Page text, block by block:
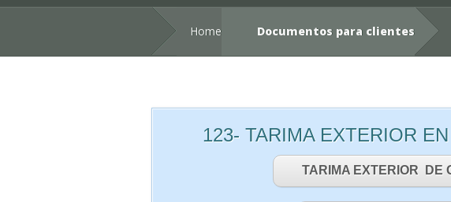
Home Documentos para clientes
123- TARIMA EXTERIOR
TARIMA EXTERIOR DE